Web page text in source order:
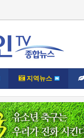
지역뉴스
구